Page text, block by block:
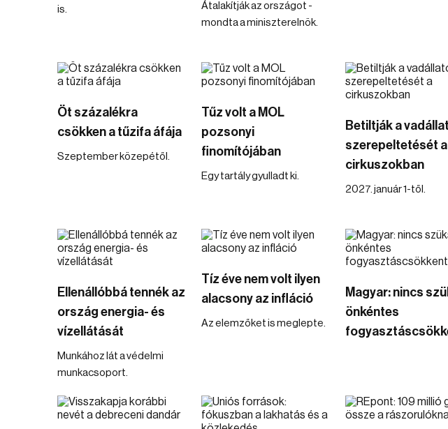
is.
Átalakítják az országot -
mondta a miniszterelnök.
Öt százalékra
csökken a tűzifa áfája
Szeptember közepétől.
Tűz volt a MOL
pozsonyi
finomítójában
Egy tartály gyulladt ki.
Betiltják a
szerepeltetését a
cirkuszokban
2027. január 1-től.
Ellenállóbbá tennék az
ország energia- és
vízellátását
Munkához lát a védelmi
munkacsoport.
Tíz éve nem volt ilyen
alacsony az infláció
Az elemzőket is meglepte.
Magyar: nincs
önkéntes